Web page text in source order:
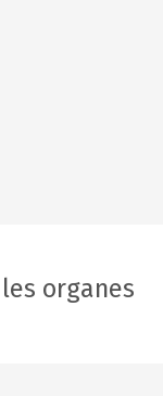
organes